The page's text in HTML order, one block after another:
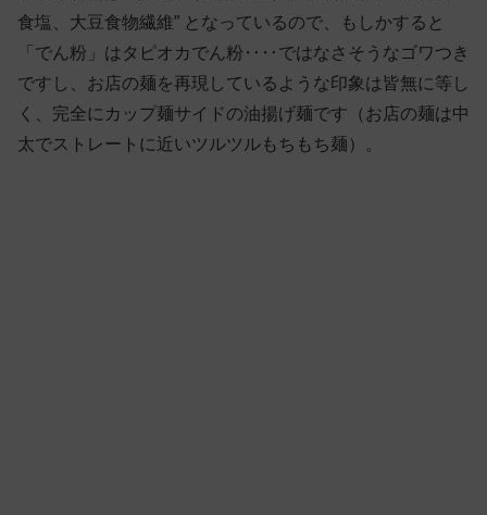
食塩、大豆食物繊維” となっているので、もしかすると
「でん粉」はタピオカでん粉‥‥ではなさそうなゴワつき
ですし、お店の麺を再現しているような印象は皆無に等し
く、完全にカップ麺サイドの油揚げ麺です（お店の麺は中
太でストレートに近いツルツルもちもち麺）。